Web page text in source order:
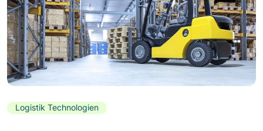
Logistik Technologien